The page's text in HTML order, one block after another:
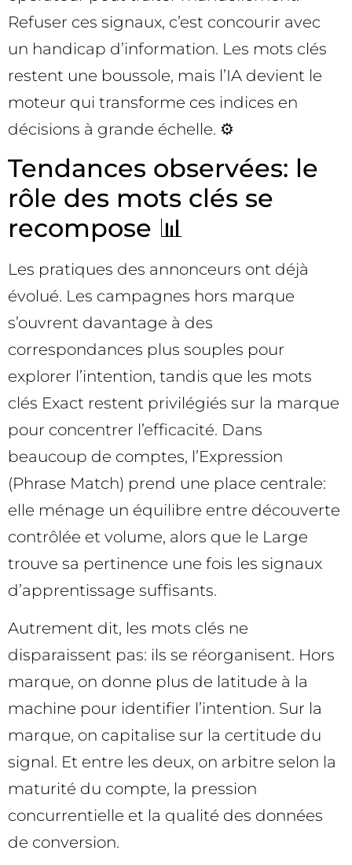
Refuser ces signaux, c’est concourir avec
un handicap d’information. Les mots clés
restent une boussole, mais l’IA devient le
moteur qui transforme ces indices en
décisions à grande échelle. ⚙️
Tendances observées: le
rôle des mots clés se
recompose 📊
Les pratiques des annonceurs ont déjà
évolué. Les campagnes hors marque
s’ouvrent davantage à des
correspondances plus souples pour
explorer l’intention, tandis que les mots
clés Exact restent privilégiés sur la marque
pour concentrer l’efficacité. Dans
beaucoup de comptes, l’Expression
(Phrase Match) prend une place centrale:
elle ménage un équilibre entre découverte
contrôlée et volume, alors que le Large
trouve sa pertinence une fois les signaux
d’apprentissage suffisants.
Autrement dit, les mots clés ne
disparaissent pas: ils se réorganisent. Hors
marque, on donne plus de latitude à la
machine pour identifier l’intention. Sur la
marque, on capitalise sur la certitude du
signal. Et entre les deux, on arbitre selon la
maturité du compte, la pression
concurrentielle et la qualité des données
de conversion.